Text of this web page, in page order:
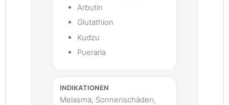
Arbutin
Glutathion
Kudzu
Pueraria
INDIKATIONEN
Melasma, Sonnenschäden,